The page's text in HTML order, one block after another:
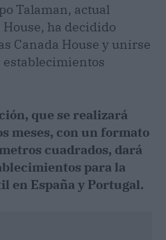
Talaman, actual
ha decidido
Canada House y unirse
establecimientos
que se realizará
meses, con un formato
cuadrados, dará
para la
en España y Portugal.